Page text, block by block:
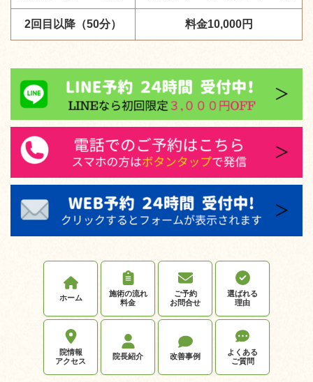
2回目以降（50分） 料金10,000円
ホーム
施術の流れ
料金
ご予約
お問合せ
選ばれる
理由
院情報
アクセス
院長紹介 改善事例
よくある
ご質問